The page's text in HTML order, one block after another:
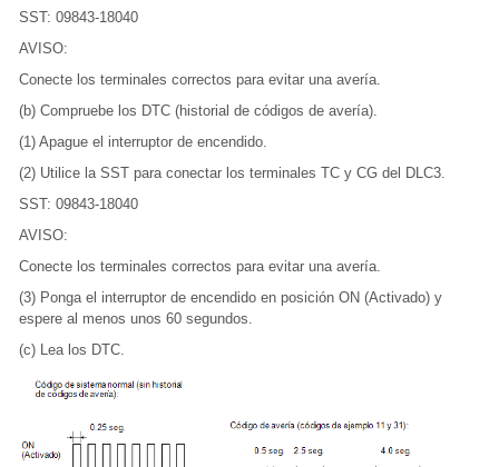
SST: 09843-18040
AVISO:
Conecte los terminales correctos para evitar una avería.
(b) Compruebe los DTC (historial de códigos de avería).
(1) Apague el interruptor de encendido.
(2) Utilice la SST para conectar los terminales TC y CG del DLC3.
SST: 09843-18040
AVISO:
Conecte los terminales correctos para evitar una avería.
(3) Ponga el interruptor de encendido en posición ON (Activado) y
espere al menos unos 60 segundos.
(c) Lea los DTC.